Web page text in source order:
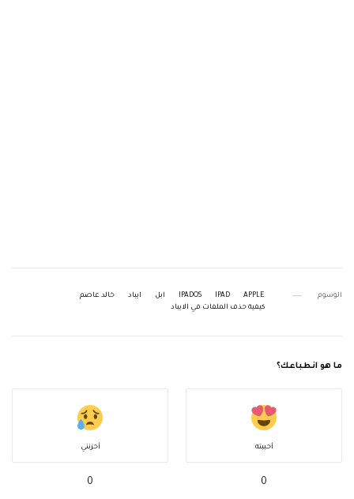
الوسوم APPLE
IPAD
IPADOS ابل ايباد
خالد عاصم
كيفية حذف الملفات في الايباد
ما هو انطباعك؟
أحببته
0
أحزنني
0